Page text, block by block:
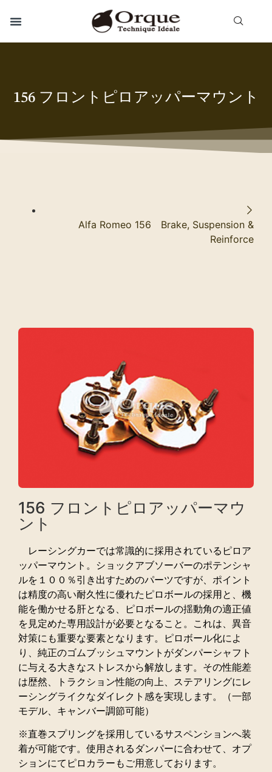
156 フロントピロアッパーマウント
Alfa Romeo 156 Brake, Suspension &
Reinforce
156 フロントピロアッパーマウ
ント
レーシングカーでは常識的に採用されているピロア
ッパーマウント。ショックアブソーバーのポテンシャ
ルを１００％引き出すためのパーツですが、ポイント
は精度の高い耐久性に優れたピロボールの採用と、機
能を働かせる肝となる、ピロボールの揺動角の適正値
を見定めた専用設計が必要となること。これは、異音
対策にも重要な要素となります。ピロボール化によ
り、純正のゴムブッシュマウントがダンパーシャフト
に与える大きなストレスから解放します。その性能差
は歴然、トラクション性能の向上、ステアリングにレ
ーシングライクなダイレクト感を実現します。（一部
モデル、キャンバー調節可能）
※直巻スプリングを採用しているサスペンションへ装
着が可能です。使用されるダンパーに合わせて、オプ
ションにてピロカラーもご用意しております。